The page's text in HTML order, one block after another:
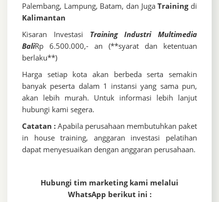
Palembang, Lampung, Batam, dan JugaTrainingdi
Kalimantan
Kisaran Investasi Training Industri Multimedia
BaliRp 6.500.000,- an (**syarat dan ketentuan
berlaku**)
Harga setiap kota akan berbeda serta semakin
banyak peserta dalam 1 instansi yang sama pun,
akan lebih murah. Untuk informasi lebih lanjut
hubungi kami segera.
Catatan : Apabila perusahaan membutuhkan paket
in house training, anggaran investasi pelatihan
dapat menyesuaikan dengan anggaran perusahaan.
Hubungi tim marketing kami melalui
WhatsApp berikut ini :